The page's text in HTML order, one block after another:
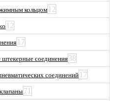
кольцом 12
12
17
соединения38
соединений17
71